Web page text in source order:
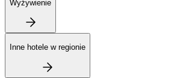
Wyżywienie
Inne hotele w regionie